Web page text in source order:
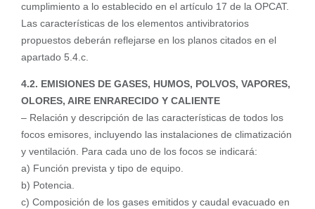
cumplimiento a lo establecido en el artículo 17 de la OPCAT.
Las características de los elementos antivibratorios
propuestos deberán reflejarse en los planos citados en el
apartado 5.4.c.
4.2. EMISIONES DE GASES, HUMOS, POLVOS, VAPORES,
OLORES, AIRE ENRARECIDO Y CALIENTE
– Relación y descripción de las características de todos los
focos emisores, incluyendo las instalaciones de climatización
y ventilación. Para cada uno de los focos se indicará:
a) Función prevista y tipo de equipo.
b) Potencia.
c) Composición de los gases emitidos y caudal evacuado en